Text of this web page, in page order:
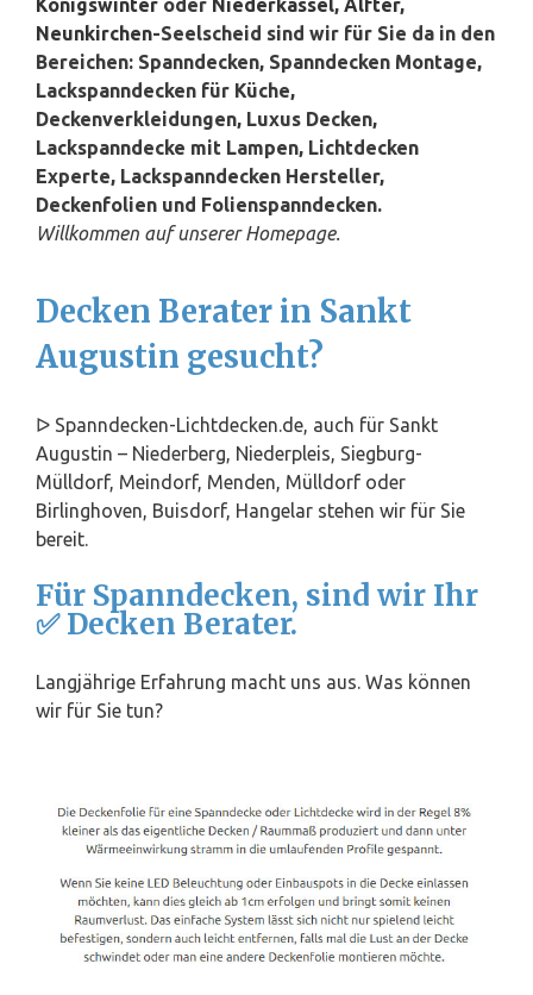
Königswinter oder Niederkassel, Alfter,
Neunkirchen-Seelscheid sind wir für Sie da in den
Bereichen: Spanndecken, Spanndecken Montage,
Lackspanndecken für Küche,
Deckenverkleidungen, Luxus Decken,
Lackspanndecke mit Lampen, Lichtdecken
Experte, Lackspanndecken Hersteller,
Deckenfolien und Folienspanndecken.
Willkommen auf unserer Homepage.
Decken Berater in Sankt
Augustin gesucht?
ᐅ Spanndecken-Lichtdecken.de, auch für Sankt
Augustin – Niederberg, Niederpleis, Siegburg-
Mülldorf, Meindorf, Menden, Mülldorf oder
Birlinghoven, Buisdorf, Hangelar stehen wir für Sie
bereit.
Für Spanndecken, sind wir Ihr
✅ Decken Berater.
Langjährige Erfahrung macht uns aus. Was können
wir für Sie tun?